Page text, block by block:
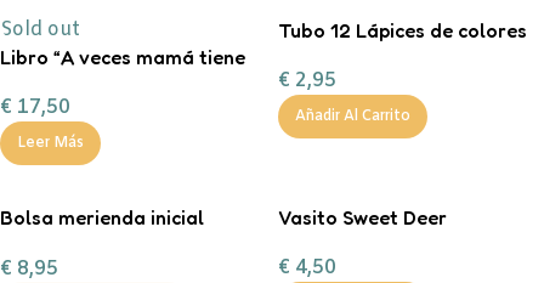
Sold out
Libro “A veces mamá tiene
€ 17,50
Leer Más
Tubo 12 Lápices de colores
€ 2,95
Añadir Al Carrito
Bolsa merienda inicial
€ 8,95
Vasito Sweet Deer
€ 4,50